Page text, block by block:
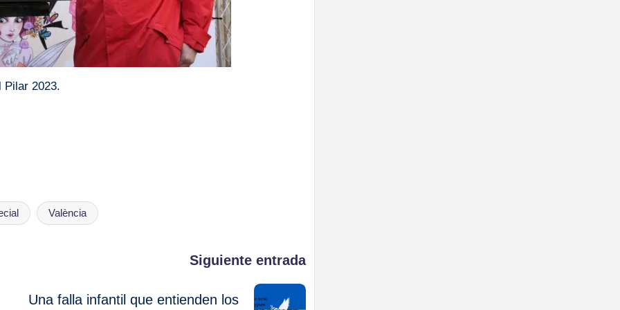
Pilar 2023.
València
Siguiente entrada
Una falla infantil que entienden los